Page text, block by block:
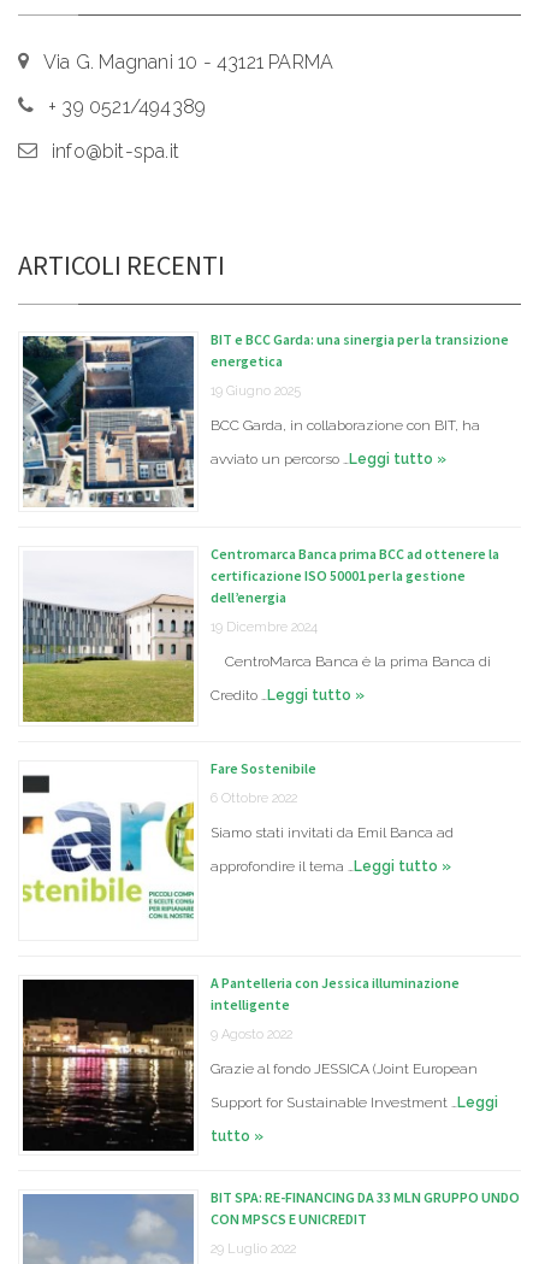
Via G. Magnani 10 - 43121 PARMA
+ 39 0521/494389
info@bit-spa.it
ARTICOLI RECENTI
BIT e BCC Garda: una sinergia per la transizione
energetica
19 Giugno 2025
BCC Garda, in collaborazione con BIT, ha
avviato un percorso … Leggi tutto »
Centromarca Banca prima BCC ad ottenere la
certificazione ISO 50001 per la gestione
dell’energia
19 Dicembre 2024
CentroMarca Banca è la prima Banca di
Credito … Leggi tutto »
Fare Sostenibile
6 Ottobre 2022
Siamo stati invitati da Emil Banca ad
approfondire il tema … Leggi tutto »
A Pantelleria con Jessica illuminazione
intelligente
9 Agosto 2022
Grazie al fondo JESSICA (Joint European
Support for Sustainable Investment … Leggi
tutto »
BIT SPA: RE-FINANCING DA 33 MLN GRUPPO UNDO
CON MPSCS E UNICREDIT
29 Luglio 2022